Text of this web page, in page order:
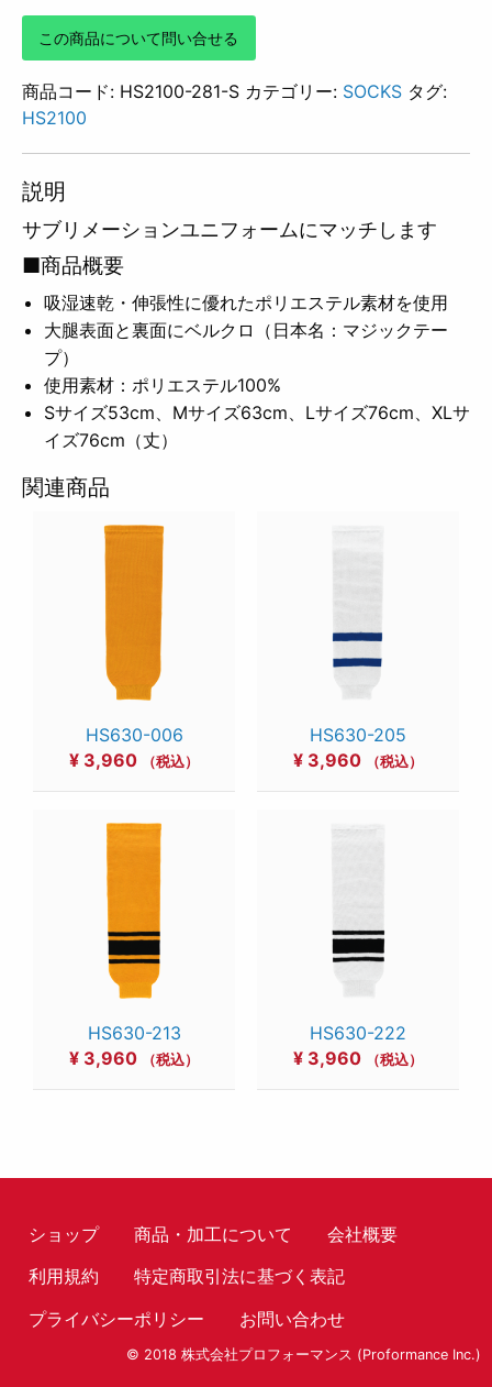
この商品について問い合せる
商品コード: HS2100-281-S カテゴリー: SOCKS タグ:
HS2100
説明
サブリメーションユニフォームにマッチします
■商品概要
吸湿速乾・伸張性に優れたポリエステル素材を使用
大腿表面と裏面にベルクロ（日本名：マジックテー
プ）
使用素材：ポリエステル100%
Sサイズ53cm、Mサイズ63cm、Lサイズ76cm、XLサ
イズ76cm（丈）
関連商品
HS630-006
¥ 3,960 （税込）
HS630-205
¥ 3,960 （税込）
HS630-213
¥ 3,960 （税込）
HS630-222
¥ 3,960 （税込）
ショップ 商品・加工について
会社概要
利用規約
特定商取引法に基づく表記
プライバシーポリシー
お問い合わせ
© 2018 株式会社プロフォーマンス (Proformance Inc.)